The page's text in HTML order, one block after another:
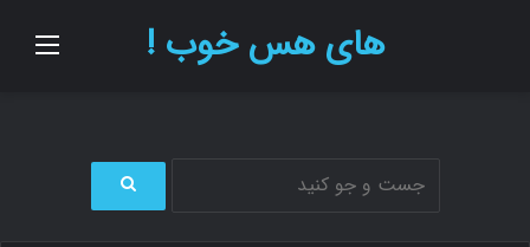
های هس خوب !
ج